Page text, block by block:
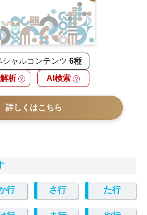
シャルコンテンツ 6種
析 ？ AI検索 ？
詳しくはこちら
行 さ行 た行